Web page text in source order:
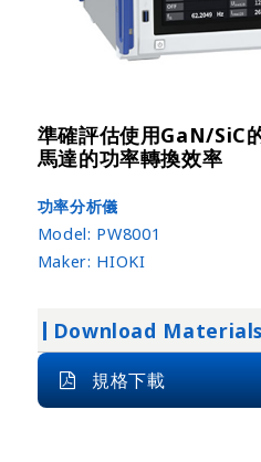
準確評估使用GaN/SiC
馬達的功率轉換效率
功率分析儀
Model: PW8001
Maker: HIOKI
Download Materials
規格下載